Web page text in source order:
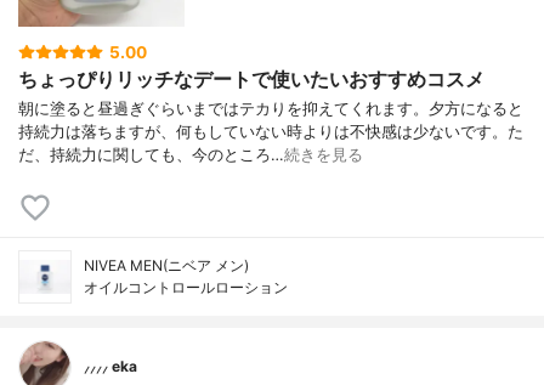
5.00
ちょっぴりリッチなデートで使いたいおすすめコスメ
朝に塗ると昼過ぎぐらいまではテカりを抑えてくれます。夕方になると
持続力は落ちますが、何もしていない時よりは不快感は少ないです。た
だ、持続力に関しても、今のところ…続きを見る
NIVEA MEN(ニベア メン)
オイルコントロールローション
⸝⸝⸝⸝ eka